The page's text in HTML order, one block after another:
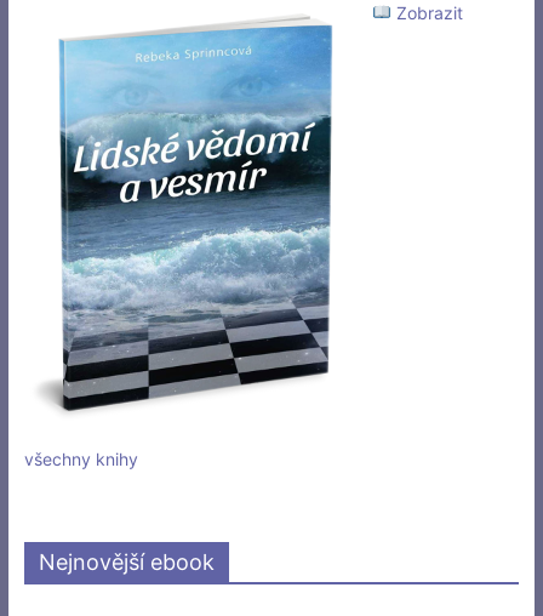
Zobrazit
všechny knihy
Nejnovější ebook